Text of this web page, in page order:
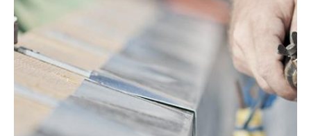
plusieurs autres éléments de zingueries tout aussi
important qui assurent la longévité de votre toiture. Si
vous êtes à la recherche d’un couvreur-zingueur
compétent et expérimenté à Vieuvicq, Artisan
Stadelmann est votre meilleur contact. Nous vous
garantirons des résultats à la hauteur de vos exigences.